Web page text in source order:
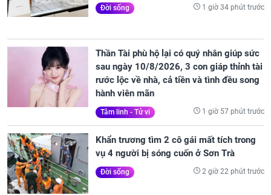
Đời sống 1 giờ 34 phút trước
Thần Tài phù hộ lại có quý nhân giúp sức
sau ngày 10/8/2026, 3 con giáp thỉnh tài
rước lộc về nhà, cả tiền và tình đều song
hành viên mãn
Tâm linh - Tử vi 1 giờ 57 phút trước
Khẩn trương tìm 2 cô gái mất tích trong
vụ 4 người bị sóng cuốn ở Sơn Trà
Đời sống 2 giờ 22 phút trước